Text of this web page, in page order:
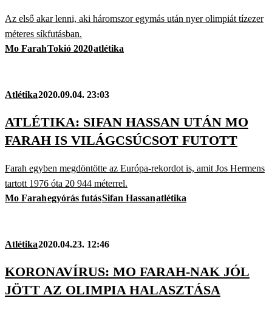
Az első akar lenni, aki háromszor egymás után nyer olimpiát tízezer
méteres síkfutásban.
Mo FarahTokió 2020atlétika
Atlétika2020.09.04. 23:03
ATLÉTIKA: SIFAN HASSAN UTÁN MO
FARAH IS VILÁGCSÚCSOT FUTOTT
Farah egyben megdöntötte az Európa-rekordot is, amit Jos Hermens
tartott 1976 óta 20 944 méterrel.
Mo Farahegyórás futásSifan Hassanatlétika
Atlétika2020.04.23. 12:46
KORONAVÍRUS: MO FARAH-NAK JÓL
JÖTT AZ OLIMPIA HALASZTÁSA